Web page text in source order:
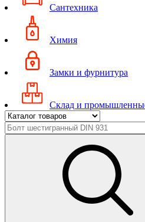
Сантехника
Химия
Замки и фурнитура
Склад и